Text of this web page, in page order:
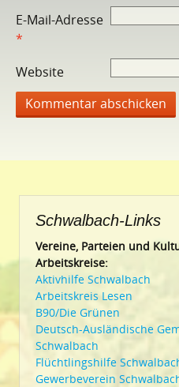
E-Mail-Adresse
*
Website
Schwalbach-Links
Vereine, Parteien und
Arbeitskreise:
Aktivhilfe Schwalbach
Arbeitskreis Lesen
B90/Die Grünen
Deutsch-Ausländische
Schwalbach
Flüchtlingshilfe
Gewerbeverein